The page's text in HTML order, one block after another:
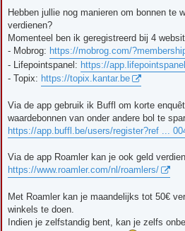
r
c
h
Hebben jullie nog manieren om bonnen te
verdienen?
Momenteel ben ik geregistreerd bij 4
- Mobrog: https://mobrog.com/
- Lifepointspanel: https://
- Topix: https://topix.kantar.be
Via de app gebruik ik Buffl om korte
waardebonnen van onder andere bol te
https://app.buffl.be/users/register?ref ...
Via de app Roamler kan je ook geld
https://www.roamler.com/nl/roamlers/
Met Roamler kan je maandelijks tot 50€
winkels te doen.
Indien je zelfstandig bent, kan je zelfs